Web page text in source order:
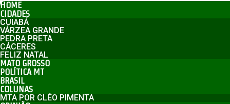
HOME
CIDADES
CUIABÁ
VÁRZEA GRANDE
PEDRA PRETA
CÁCERES
FELIZ NATAL
MATO GROSSO
POLÍTICA MT
BRASIL
COLUNAS
MTA POR CLÉO PIMENTA